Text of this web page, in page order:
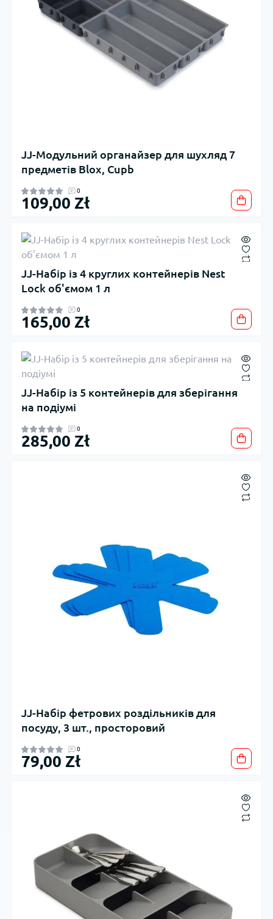
JJ-Модульний органайзер для шухляд 7
предметів Blox, Cupb
0
109,00 Zł
JJ-Набір із 4 круглих контейнерів Nest
Lock об'ємом 1 л
0
165,00 Zł
JJ-Набір із 5 контейнерів для зберігання
на подіумі
0
285,00 Zł
JJ-Набір фетрових роздільників для
посуду, 3 шт., просторовий
0
79,00 Zł